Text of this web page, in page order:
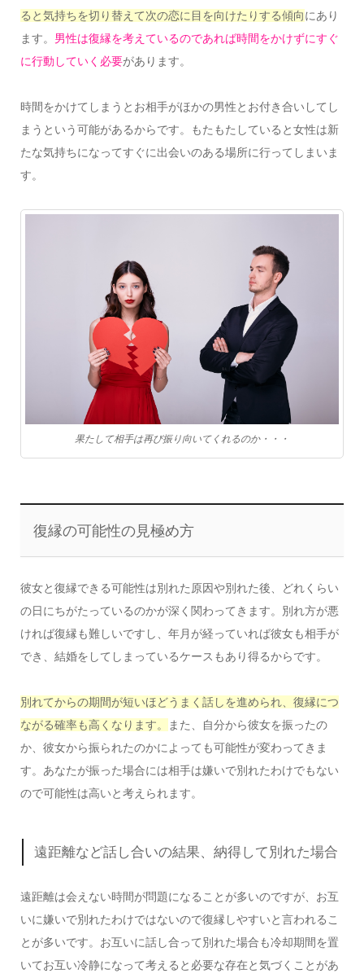
ると気持ちを切り替えて次の恋に目を向けたりする傾向にあり
ます。 男性は復縁を考えているのであれば時間をかけずにすぐ
に行動していく必要があります。
時間をかけてしまうとお相手がほかの男性とお付き合いしてし
まうという可能があるからです。もたもたしていると女性は新
たな気持ちになってすぐに出会いのある場所に行ってしまいま
す。
果たして相手は再び振り向いてくれるのか・・・
復縁の可能性の見極め方
彼女と復縁できる可能性は別れた原因や別れた後、どれくらい
の日にちがたっているのかが深く関わってきます。別れ方が悪
ければ復縁も難しいですし、年月が経っていれば彼女も相手が
でき、結婚をしてしまっているケースもあり得るからです。
別れてからの期間が短いほどうまく話しを進められ、復縁につ
ながる確率も高くなります。
また、自分から彼女を振ったの
か、彼女から振られたのかによっても可能性が変わってきま
す。あなたが振った場合には相手は嫌いで別れたわけでもない
ので可能性は高いと考えられます。
遠距離など話し合いの結果、納得して別れた場合
遠距離は会えない時間が問題になることが多いのですが、お互
いに嫌いで別れたわけではないので復縁しやすいと言われるこ
とが多いです。お互いに話し合って別れた場合も冷却期間を置
いてお互い冷静になって考えると必要な存在と気づくことがあ